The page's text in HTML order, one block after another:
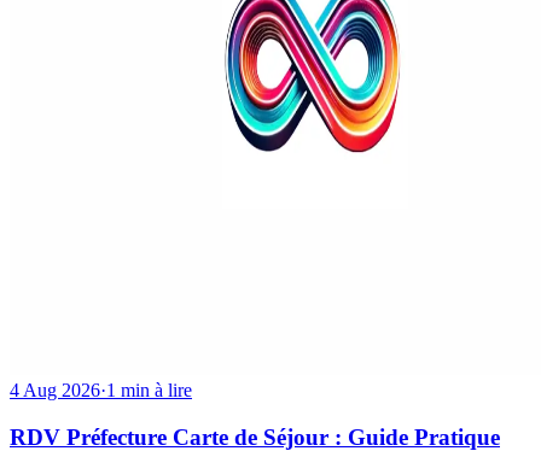
4 Aug 2026·1 min à lire
RDV Préfecture Carte de Séjour : Guide Pratique